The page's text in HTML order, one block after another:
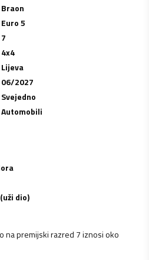
Braon
Euro 5
7
4x4
Lijeva
06/2027
Svejedno
Automobili
dio)
na premijski razred 7 iznosi oko